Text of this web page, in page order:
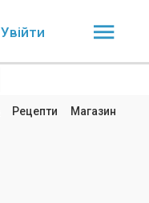
Увійти
Рецепти Магазин